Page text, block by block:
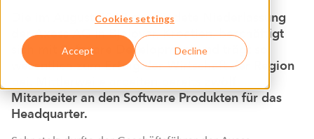
Cookies settings
Accept Decline
Die im August 2018 gegründete Niederlassung
der Axess AG in Bjelovar, Kroatien, beschäftigt
sich mit Software Development und trägt so
wesentlich zum Erfolg der Wirtschaft der Region
Mitarbeiter an den Software Produkten für das
Headquarter.